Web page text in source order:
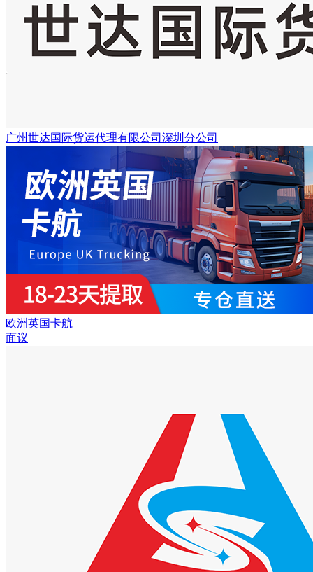
广州世达国际货运代理有限公司深圳分公司
欧洲英国卡航
面议